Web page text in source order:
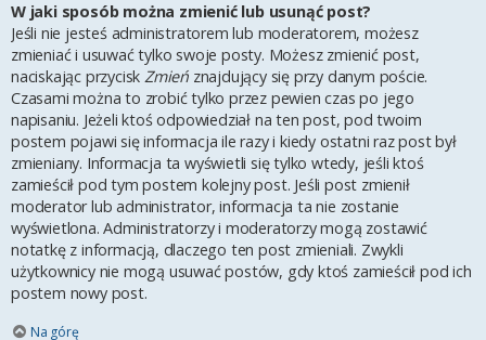
W jaki sposób można zmienić lub usunąć post?
Jeśli nie jesteś administratorem lub moderatorem, możesz
zmieniać i usuwać tylko swoje posty. Możesz zmienić post,
naciskając przycisk Zmień znajdujący się przy danym poście.
Czasami można to zrobić tylko przez pewien czas po jego
napisaniu. Jeżeli ktoś odpowiedział na ten post, pod twoim
postem pojawi się informacja ile razy i kiedy ostatni raz post był
zmieniany. Informacja ta wyświetli się tylko wtedy, jeśli ktoś
zamieścił pod tym postem kolejny post. Jeśli post zmienił
moderator lub administrator, informacja ta nie zostanie
wyświetlona. Administratorzy i moderatorzy mogą zostawić
notatkę z informacją, dlaczego ten post zmieniali. Zwykli
użytkownicy nie mogą usuwać postów, gdy ktoś zamieścił pod ich
postem nowy post.
Na górę